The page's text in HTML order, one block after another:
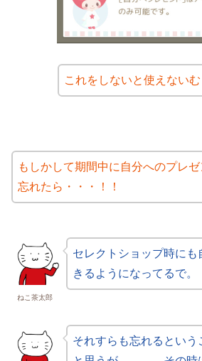
これをしないと使えない
もしかして期間中に自分へのプレゼ
忘れたら・・・！！
ねこ茶太郎
セレクトショップ時に
きるようになってるで。
それすらも忘れるという